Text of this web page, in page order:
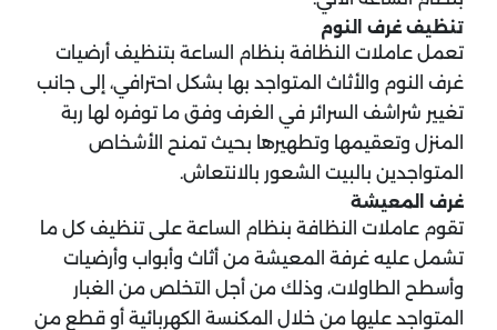
تنظيف غرف النوم
تعمل عاملات النظافة بنظام الساعة بتنظيف أرضيات
غرف النوم والأثاث المتواجد بها بشكل احترافي، إلى جانب
تغيير شراشف السرائر في الغرف وفق ما توفره لها ربة
المنزل وتعقيمها وتطهيرها بحيث تمنح الأشخاص
المتواجدين بالبيت الشعور بالانتعاش.
غرف المعيشة
تقوم عاملات النظافة بنظام الساعة على تنظيف كل ما
تشمل عليه غرفة المعيشة من أثاث وأبواب وأرضيات
وأسطح الطاولات، وذلك من أجل التخلص من الغبار
المتواجد عليها من خلال المكنسة الكهربائية أو قطع من